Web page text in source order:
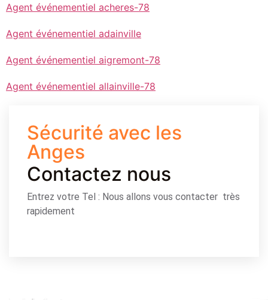
Agent événementiel acheres-78
Agent événementiel adainville
Agent événementiel aigremont-78
Agent événementiel allainville-78
Sécurité avec les
Anges
Contactez nous
Entrez votre Tel : Nous allons vous contacter très
rapidement